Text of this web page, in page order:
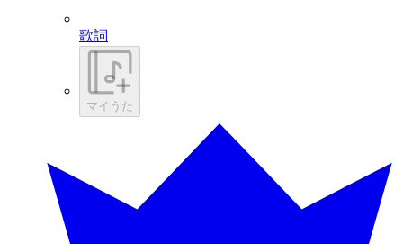
歌詞
マイうた